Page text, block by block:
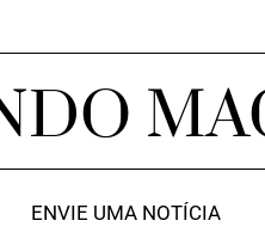
ENVIE UMA NOTÍCIA